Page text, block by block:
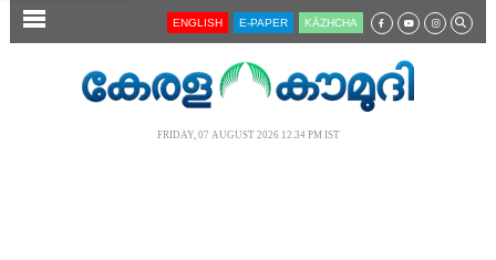
SECTIONS ENGLISH E-PAPER KĀZHCHA
FRIDAY, 07 AUGUST 2026 12.34 PM IST